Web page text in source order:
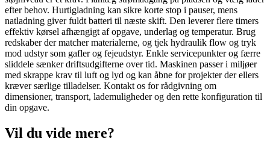
efter behov. Hurtigladning kan sikre korte stop i pauser, mens
natladning giver fuldt batteri til næste skift. Den leverer flere timers
effektiv kørsel afhængigt af opgave, underlag og temperatur. Brug
redskaber der matcher materialerne, og tjek hydraulik flow og tryk
mod udstyr som gafler og fejeudstyr. Enkle servicepunkter og færre
sliddele sænker driftsudgifterne over tid. Maskinen passer i miljøer
med skrappe krav til luft og lyd og kan åbne for projekter der ellers
kræver særlige tilladelser. Kontakt os for rådgivning om
dimensioner, transport, lademuligheder og den rette konfiguration til
din opgave.
Vil du vide mere?